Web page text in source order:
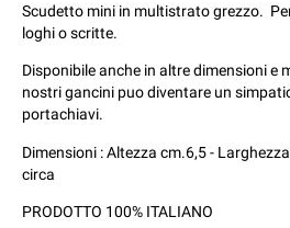
Scudetto mini in multistrato grezzo.
loghi o scritte.
Disponibile anche in altre dimensioni e
nostri gancini puo diventare un
portachiavi.
Dimensioni : Altezza cm.6,5 -
circa
PRODOTTO 100% ITALIANO